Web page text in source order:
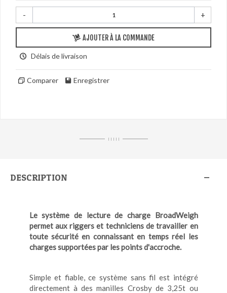
- +
AJOUTER À LA COMMANDE
Délais de livraison
Comparer Enregistrer
I I I I I
DESCRIPTION
Le système de lecture de charge BroadWeigh
permet aux riggers et techniciens de travailler en
toute sécurité en connaissant en temps réel les
charges supportées par les points d'accroche.
Simple et fiable, ce système sans fil est intégré
directement à des manilles Crosby de 3,25t ou